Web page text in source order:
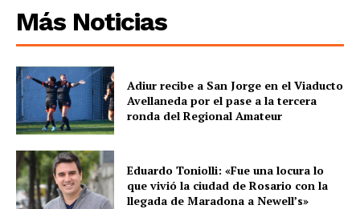
Más Noticias
Adiur recibe a San Jorge en el Viaducto
Avellaneda por el pase a la tercera
ronda del Regional Amateur
Eduardo Toniolli: «Fue una locura lo
que vivió la ciudad de Rosario con la
llegada de Maradona a Newell’s»